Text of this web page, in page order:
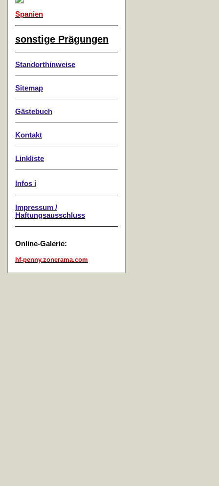
Spanien
sonstige Prägungen
Standorthinweise
Sitemap
Gästebuch
Kontakt
Linkliste
Infos ℹ️
Impressum /
Haftungsausschluss
Online-Galerie:
hf-penny.zonerama.com